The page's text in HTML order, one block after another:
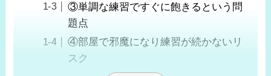
③単調な練習ですぐに飽きるという問
題点
④部屋で邪魔になり練習が続かないリ
スク